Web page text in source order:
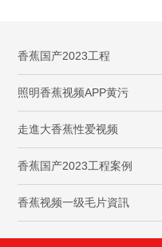
香蕉国产2023工程
照明香蕉视频APP黄污
走進大香蕉性爱视频
香蕉国产2023工程案例
香蕉视频一级毛片資訊